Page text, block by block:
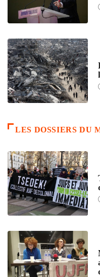
LES DOSSIERS DU